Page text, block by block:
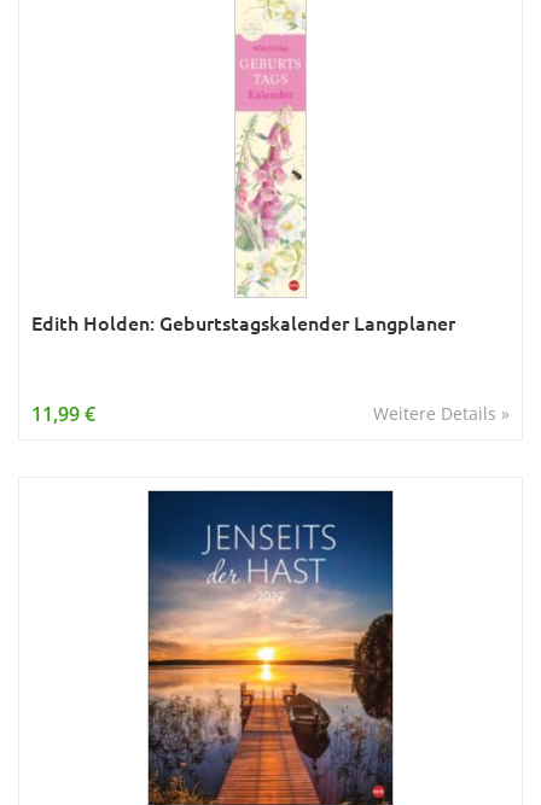
Edith Holden: Geburtstagskalender Langplaner
Weitere Details »
11,99 €